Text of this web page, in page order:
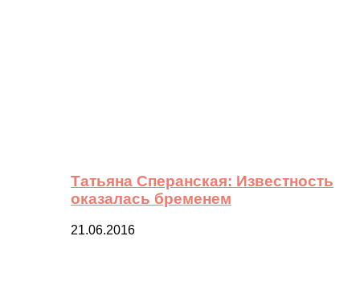
Татьяна Сперанская: Известность
оказалась бременем
21.06.2016